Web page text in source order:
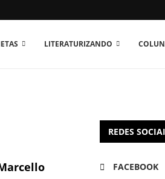
LITERATURIZANDO
REDES
FACEBOOK